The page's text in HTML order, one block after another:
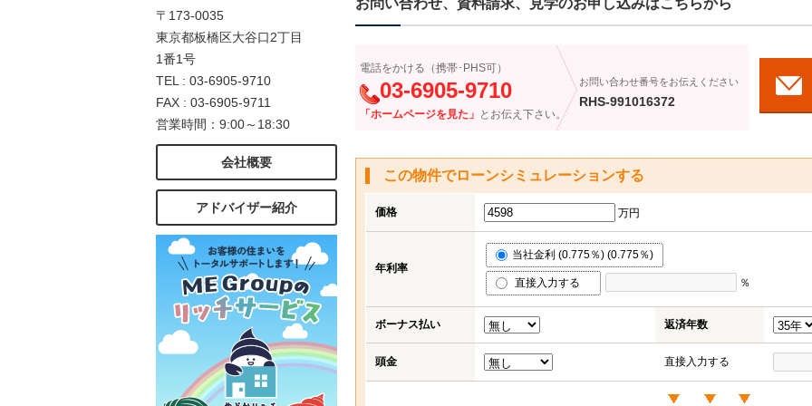
電話をかける（携帯･PHS可）
03-6905-9710
「ホームページを見た」 とお伝え下さい。
お問い合わせ番号をお伝えください
RHS-991016372
この物件でローンシミュレーションする
価格 万円
年利率
当社金利 (0.775％) (0.775％)
直接入力する ％
ボーナス払い 返済年数
頭金 直接入力する
〒173-0035
東京都板橋区大谷口2丁目
1番1号
TEL : 03-6905-9710
FAX : 03-6905-9711
営業時間：9:00～18:30
会社概要
アドバイザー紹介